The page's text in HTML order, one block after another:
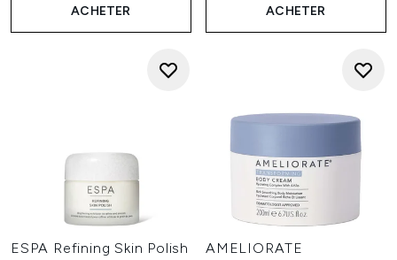
ACHETER ACHETER
ESPA Refining Skin Polish
AMELIORATE